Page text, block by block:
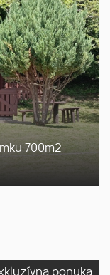
700m2
ponuka